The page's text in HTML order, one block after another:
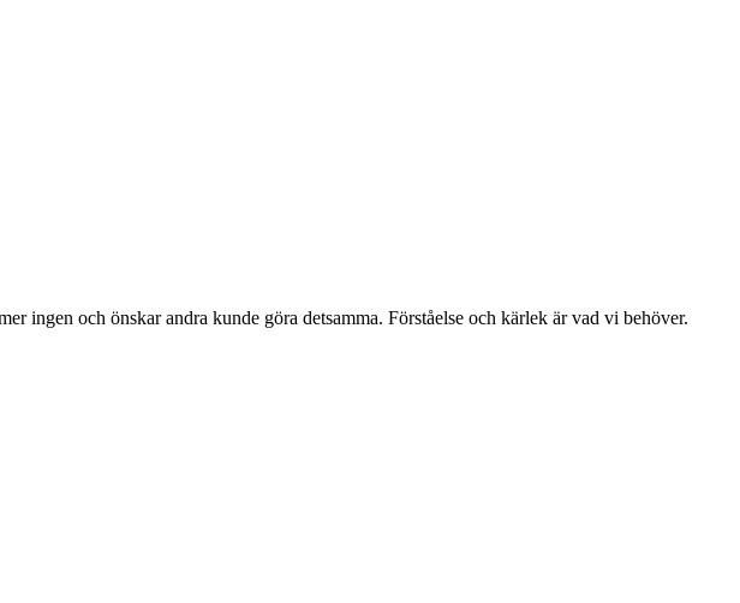
ingen och önskar andra kunde göra detsamma. Förståelse och kärlek är vad vi behöver.